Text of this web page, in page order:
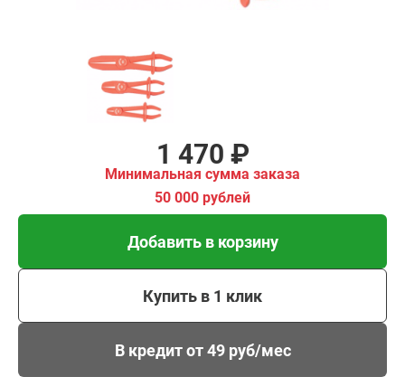
1 470 ₽
Минимальная сумма заказа
50 000 рублей
Добавить в корзину
Купить в 1 клик
В кредит от 49 руб/мес
Купить в 1 клик
В кредит от 49 руб/мес